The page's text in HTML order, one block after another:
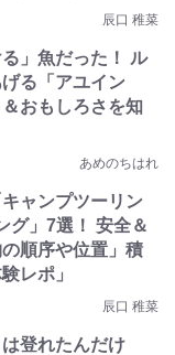
辰口 稚菜
」魚だった！ ル
る「アユイン
おもしろさを知
あめのちはれ
ャンプツーリン
グ」7選！ 安全＆
順序や位置」積
レポ」
辰口 稚菜
は登れたんだけ